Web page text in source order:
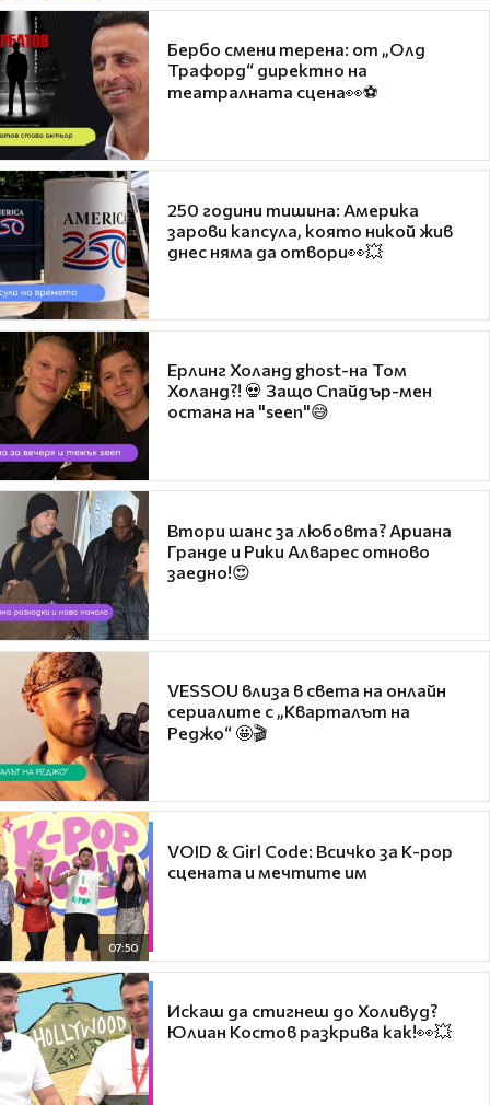
Бербо смени терена: от „Олд
Трафорд“ директно на
театралната сцена👀⚽
250 години тишина: Америка
зарови капсула, която никой жив
днес няма да отвори👀💥
Ерлинг Холанд ghost-на Том
Холанд?! 💀 Защо Спайдър-мен
остана на "seen"😅
Втори шанс за любовта? Ариана
Гранде и Рики Алварес отново
заедно!😍
VESSOU влиза в света на онлайн
сериалите с „Кварталът на
Реджо“ 🤩🎬
07:50
VOID & Girl Code: Всичко за K-pop
сцената и мечтите им
Искаш да стигнеш до Холивуд?
Юлиан Костов разкрива как!👀💥